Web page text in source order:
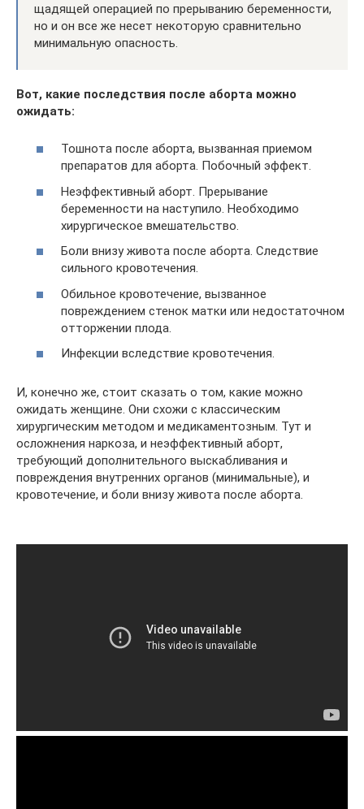
щадящей операцией по прерыванию беременности,
но и он все же несет некоторую сравнительно
минимальную опасность.
Вот, какие последствия после аборта можно
ожидать:
Тошнота после аборта, вызванная приемом
препаратов для аборта. Побочный эффект.
Неэффективный аборт. Прерывание
беременности на наступило. Необходимо
хирургическое вмешательство.
Боли внизу живота после аборта. Следствие
сильного кровотечения.
Обильное кровотечение, вызванное
повреждением стенок матки или недостаточном
отторжении плода.
Инфекции вследствие кровотечения.
И, конечно же, стоит сказать о том, какие можно
ожидать женщине. Они схожи с классическим
хирургическим методом и медикаментозным. Тут и
осложнения наркоза, и неэффективный аборт,
требующий дополнительного выскабливания и
повреждения внутренних органов (минимальные), и
кровотечение, и боли внизу живота после аборта.